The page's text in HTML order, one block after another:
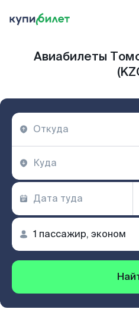
Авиабилеты